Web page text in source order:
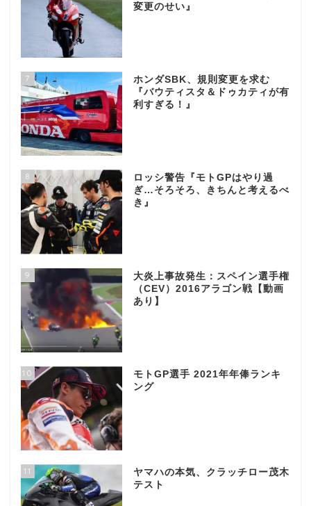
変更のせい』
7
ホンダSBK、規則変更を求む
『バウティスタ＆ドゥカティが有
利すぎる！』
8
ロッシ警告『モトGPはやり過
ぎ…そろそろ、きちんと考えるべ
き』
9
大炎上事故発生：スペイン選手権
（CEV）2016アラゴン戦【動画
あり】
10
モトGP選手 2021年年俸ランキ
ング
11
ヤマハの本気、クラッチロー茂木
テスト